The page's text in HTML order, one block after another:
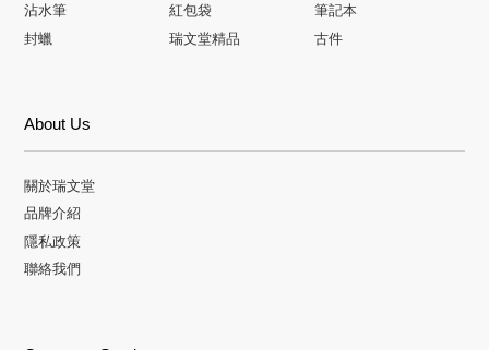
沾水筆 紅包袋
筆記本
封蠟
瑞文堂精品 古件
About Us
關於瑞文堂
品牌介紹
隱私政策
聯絡我們